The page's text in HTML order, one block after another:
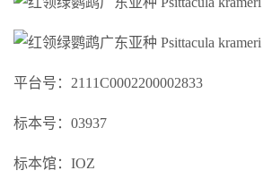
平台号：2111C0002200002833
标本号：03937
标本馆：IOZ